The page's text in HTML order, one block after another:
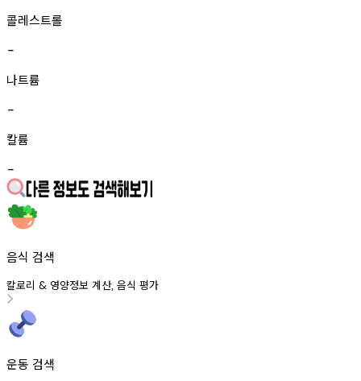
콜레스트롤
-
나트륨
-
칼륨
-
음식 검색
칼로리 & 영양정보 계산, 음식 평가
운동 검색